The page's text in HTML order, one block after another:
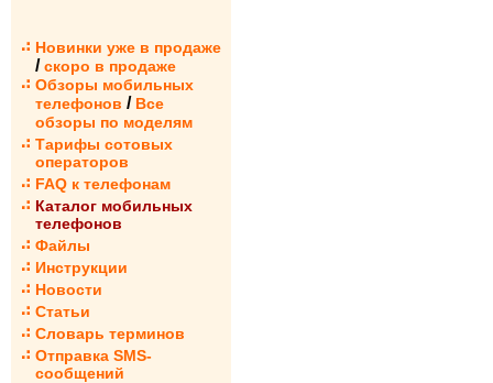
Новинки уже в продаже
/ скоро в продаже
Обзоры мобильных
телефонов / Все
обзоры по моделям
Тарифы сотовых
операторов
FAQ к телефонам
Каталог мобильных
телефонов
Файлы
Инструкции
Новости
Статьи
Словарь терминов
Отправка SMS-
сообщений